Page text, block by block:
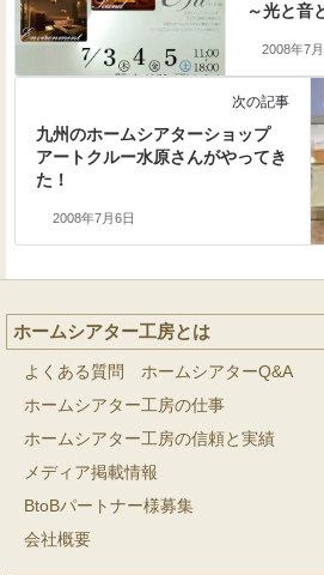
～光と音
2008年7
次の記事
九州のホームシアターショップ
アートクルー水原さんがやってき
た！
2008年7月6日
ホームシアター工房とは
よくある質問 ホームシアターQ&A
ホームシアター工房の仕事
ホームシアター工房の信頼と実績
メディア掲載情報
BtoBパートナー様募集
会社概要